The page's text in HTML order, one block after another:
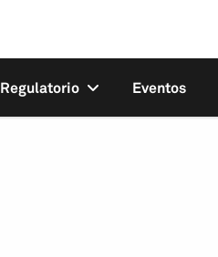
Regulatorio Eventos